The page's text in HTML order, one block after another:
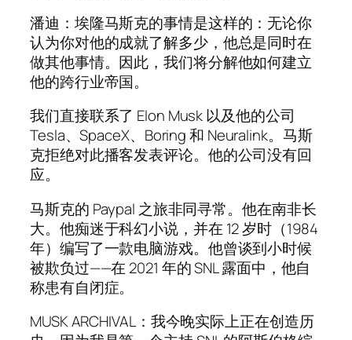
潘迪：埃隆马斯克的事情是这样的：无论你
认为你对他的成就了解多少，他总是同时在
做其他事情。因此，我们将分解他如何建立
他的跨行业帝国。
我们直接联系了 Elon Musk 以及他的公司
Tesla、SpaceX、Boring 和 Neuralink。马斯
克拒绝对此播客发表评论。他的公司没有回
应。
马斯克的 Paypal 之旅非同寻常。他在南非长
大。他痴迷于科幻小说，并在 12 岁时（1984
年）编写了一款电脑游戏。他曾谈到小时候
被欺负过——在 2021 年的 SNL 露面中，他自
称患有自闭症。
MUSK ARCHIVAL：我今晚实际上正在创造历